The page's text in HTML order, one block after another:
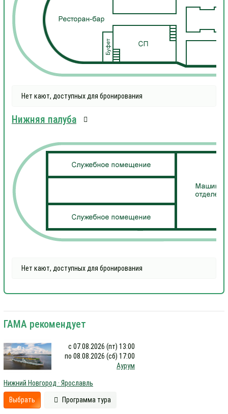
Нет кают, доступных для бронирования
Нижняя палуба
Нет кают, доступных для бронирования
ГАМА рекомендует
с 07.08.2026 (пт) 13:00
по 08.08.2026 (сб) 17:00
Аурум
Нижний Новгород · Ярославль
Выбрать Программа тура